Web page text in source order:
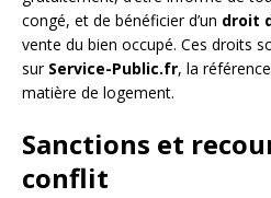
congé, et de bénéficier d’un droit
vente du bien occupé. Ces droits
sur Service-Public.fr, la
matière de logement.
Sanctions et
conflit